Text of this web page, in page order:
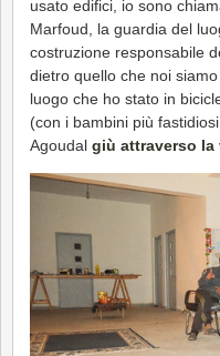
usato edifici, io sono
Marfoud, la guardia del
costruzione responsabile
dietro quello che noi
luogo che ho stato in
(con i bambini più
Agoudal giù attraverso la